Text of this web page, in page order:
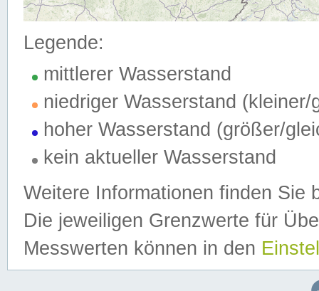
Legende:
mittlerer Wasserstand
niedriger Wasserstand (kleiner/
hoher Wasserstand (größer/
kein aktueller Wasserstand
Weitere Informationen finden Sie
Die jeweiligen Grenzwerte für
Messwerten können in den